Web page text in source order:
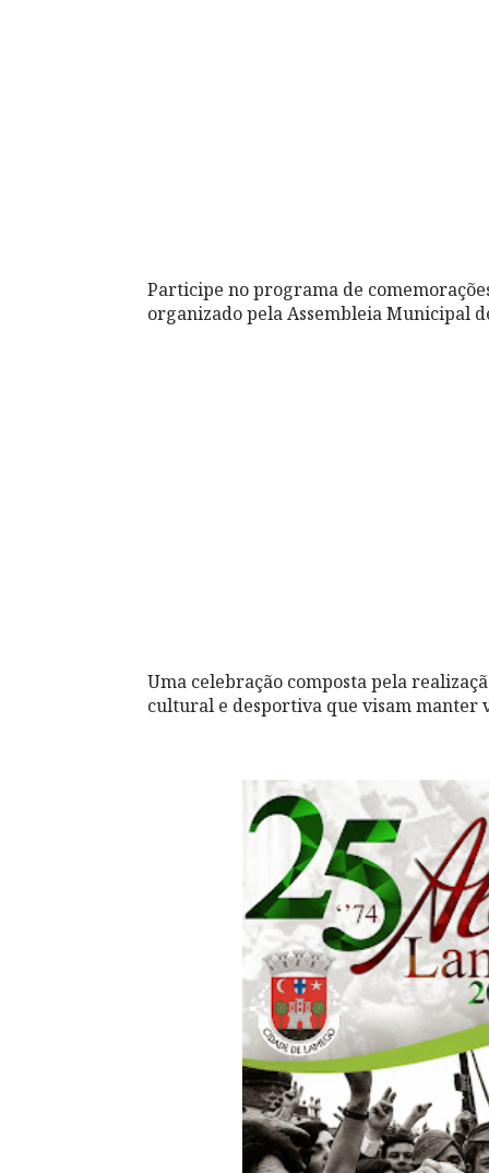
Participe no programa de
organizado pela Assembleia Municipal
Uma celebração composta pela
cultural e desportiva que visam manter